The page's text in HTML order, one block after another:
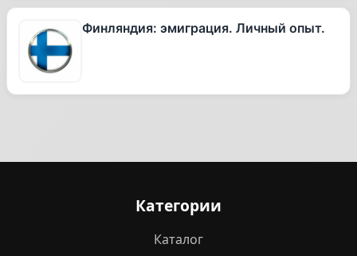
Финляндия: эмиграция. Личный опыт.
Категории
Каталог